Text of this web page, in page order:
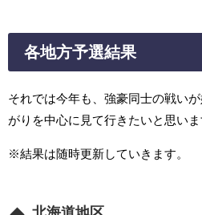
各地方予選結果
それでは今年も、強豪同士の戦い
がりを中心に見て行きたいと思いま
※結果は随時更新していきます。